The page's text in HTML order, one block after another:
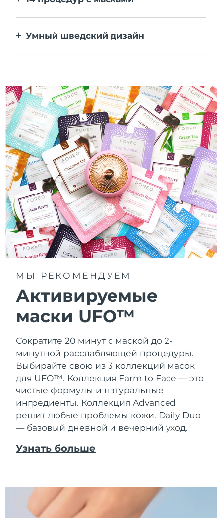
Умный шведский дизайн
МЫ РЕКОМЕНДУЕМ
Активируемые
маски UFO™
Сократите 20 минут с маской до 2-
минутной расслабляющей процедуры.
Выбирайте свою из 3 коллекций масок
для UFO™. Коллекция Farm to Face — это
чистые формулы и натуральные
ингредиенты. Коллекция Advanced
решит любые проблемы кожи. Daily Duo
— базовый дневной и вечерний уход.
Узнать больше